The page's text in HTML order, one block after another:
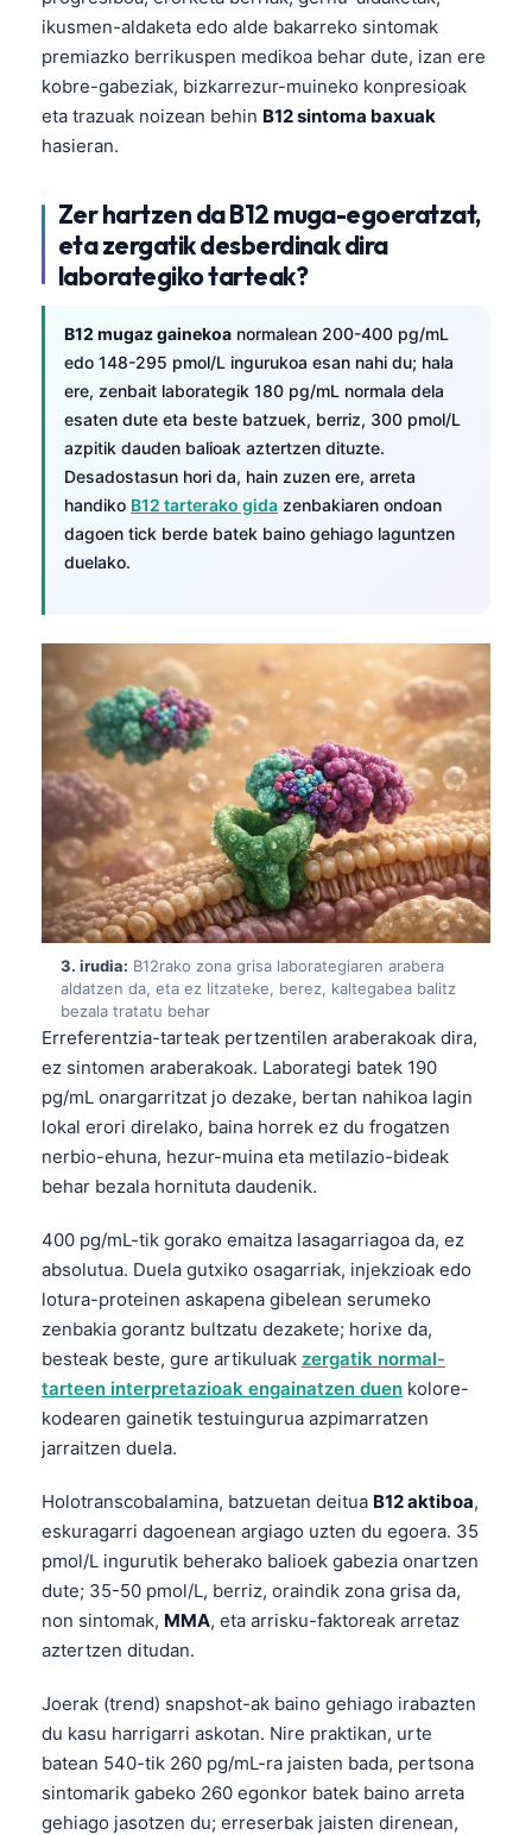
ikusmen-aldaketa edo alde bakarreko sintomak
premiazko berrikuspen medikoa behar dute, izan ere
kobre-gabeziak, bizkarrezur-muineko konpresioak
eta trazuak noizean behin B12 sintoma baxuak
hasieran.
Zer hartzen da B12 muga-egoeratzat,
eta zergatik desberdinak dira
laborategiko tarteak?
B12 mugaz gainekoa normalean 200-400 pg/mL
edo 148-295 pmol/L ingurukoa esan nahi du; hala
ere, zenbait laborategik 180 pg/mL normala dela
esaten dute eta beste batzuek, berriz, 300 pmol/L
azpitik dauden balioak aztertzen dituzte.
Desadostasun hori da, hain zuzen ere, arreta
handiko B12 tarterako gida zenbakiaren ondoan
dagoen tick berde batek baino gehiago laguntzen
duelako.
3. irudia: B12rako zona grisa laborategiaren arabera
aldatzen da, eta ez litzateke, berez, kaltegabea balitz
bezala tratatu behar
Erreferentzia-tarteak pertzentilen araberakoak dira,
ez sintomen araberakoak. Laborategi batek 190
pg/mL onargarritzat jo dezake, bertan nahikoa lagin
lokal erori direlako, baina horrek ez du frogatzen
nerbio-ehuna, hezur-muina eta metilazio-bideak
behar bezala hornituta daudenik.
400 pg/mL-tik gorako emaitza lasagarriagoa da, ez
absolutua. Duela gutxiko osagarriak, injekzioak edo
lotura-proteinen askapena gibelean serumeko
zenbakia gorantz bultzatu dezakete; horixe da,
besteak beste, gure artikuluak zergatik normal-
tarteen interpretazioak engainatzen duen kolore-
kodearen gainetik testuingurua azpimarratzen
jarraitzen duela.
Holotranscobalamina, batzuetan deitua B12 aktiboa,
eskuragarri dagoenean argiago uzten du egoera. 35
pmol/L ingurutik beherako balioek gabezia onartzen
dute; 35-50 pmol/L, berriz, oraindik zona grisa da,
non sintomak, MMA, eta arrisku-faktoreak arretaz
aztertzen ditudan.
Joerak (trend) snapshot-ak baino gehiago irabazten
du kasu harrigarri askotan. Nire praktikan, urte
batean 540-tik 260 pg/mL-ra jaisten bada, pertsona
sintomarik gabeko 260 egonkor batek baino arreta
gehiago jasotzen du; erreserbak jaisten direnean,